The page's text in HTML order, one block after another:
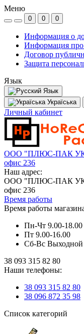
Меню
0 0 0
Информация о
Информация про
Договор
Защита
Язык
Язык
Україська
Личный кабинет
ООО "ПЛЮС-ПАК
офис 236
Наш адрес:
ООО "ПЛЮС-ПАК
офис 236
Время работы
Время работы
Пн-Чт 9.00-18.00
Пт 9.00-16.00
Сб-Вс Выходной
38 093 315 82 80
Наши телефоны:
38 093 315 82 80
38 096 872 35 98
Список категорий